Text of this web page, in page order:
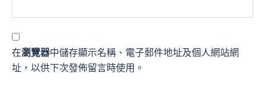
在瀏覽器中儲存顯示名稱、電子郵件地址及個人網站網
址，以供下次發佈留言時使用。